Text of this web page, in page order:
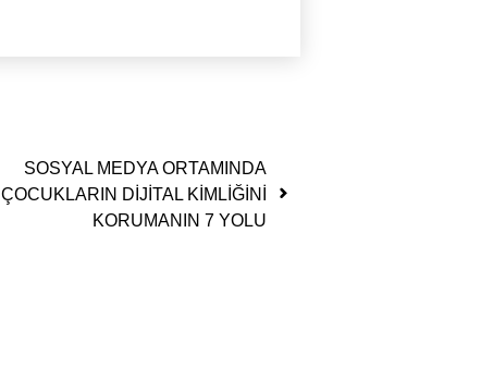
SOSYAL MEDYA ORTAMINDA
ÇOCUKLARIN DİJİTAL KİMLİĞİNİ
KORUMANIN 7 YOLU